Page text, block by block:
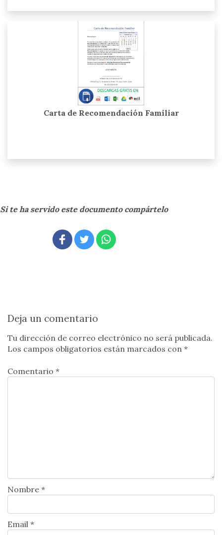
Carta de Recomendación Familiar
Si te ha servido este documento compártelo
Deja un comentario
Tu dirección de correo electrónico no será publicada.
Los campos obligatorios están marcados con *
Comentario *
Nombre *
Email *